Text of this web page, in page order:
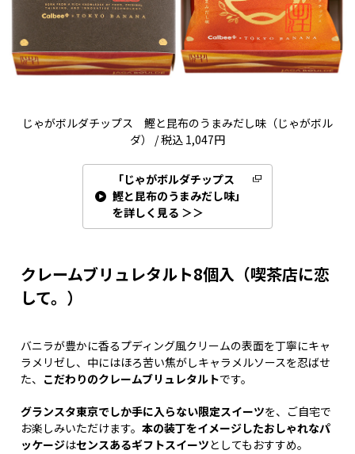
じゃがボルダチップス 鰹と昆布のうまみだし味（じゃがボル
ダ） / 税込 1,047円
「じゃがボルダチップス
鰹と昆布のうまみだし味」
を詳しく見る ＞＞
クレームブリュレタルト8個入（喫茶店に恋
して。）
バニラが豊かに香るプディング風クリームの表面を丁寧にキャ
ラメリゼし、中にはほろ苦い焦がしキャラメルソースを忍ばせ
た、 こだわりのクレームブリュレタルトです。
グランスタ東京でしか手に入らない限定スイーツを、ご自宅で
お楽しみいただけます。 本の装丁をイメージしたおしゃれなパ
ッケージはセンスあるギフトスイーツとしてもおすすめ。